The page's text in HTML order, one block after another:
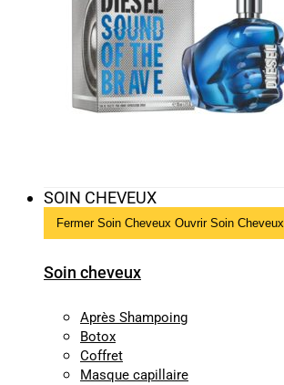
SOIN CHEVEUX
Fermer Soin Cheveux Ouvrir Soin Cheveux
Soin cheveux
Après Shampoing
Botox
Coffret
Masque capillaire